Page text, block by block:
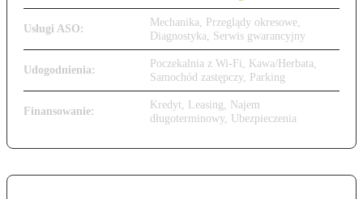
Usługi ASO:
Mechanika, Przeglądy okresowe,
Diagnostyka, Serwis gwarancyjny
Udogodnienia:
Poczekalnia z Wi-Fi, Kawa/Herbata,
Samochód zastępczy, Parking
Finansowanie:
Kredyt, Leasing, Najem
długoterminowy, Ubezpieczenia